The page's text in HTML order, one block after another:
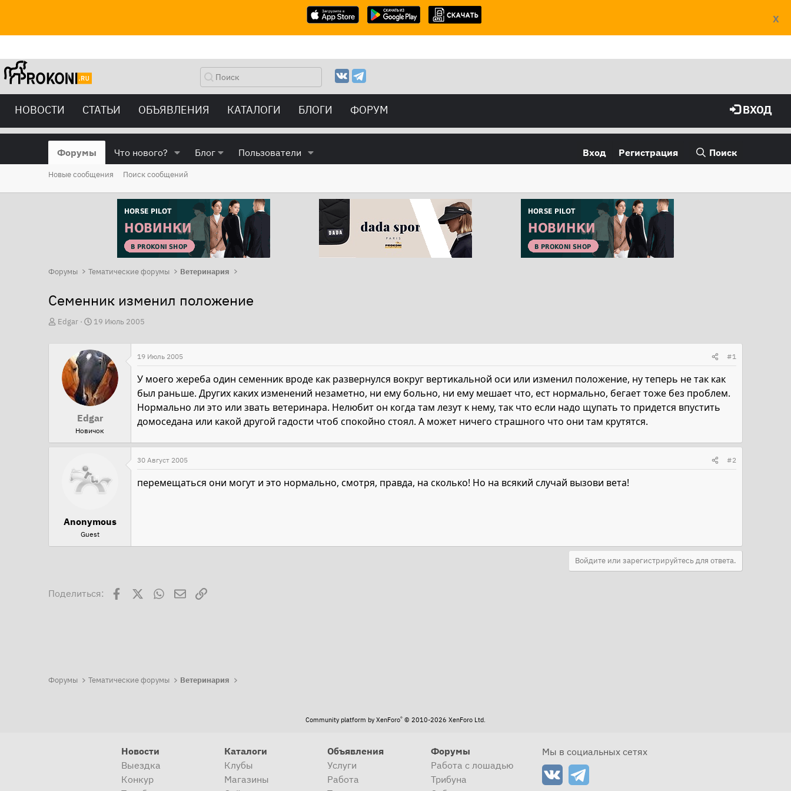
X
НОВОСТИ СТАТЬИ ОБЪЯВЛЕНИЯ КАТАЛОГИ БЛОГИ ФОРУМ ВХОД
Форумы Что нового? Блог Пользователи Вход Регистрация Поиск
Новые сообщения Поиск сообщений
Форумы Тематические форумы Ветеринария
Семенник изменил положение
А
Edgar
Д
т
а
н
а
ч
а
л
19 Июль 2005
Edgar
Новичок
19 Июль 2005 #1
У моего жереба один семенник вроде как развернулся вокруг вертикальной оси или изменил положение, ну теперь не так как
был раньше. Других каких изменений незаметно, ни ему больно, ни ему мешает что, ест нормально, бегает тоже без проблем.
Нормально ли это или звать ветеринара. Нелюбит он когда там лезут к нему, так что если надо щупать то придется впустить
домоседана или какой другой гадости чтоб спокойно стоял. А может ничего страшного что они там крутятся.
Anonymous
Guest
30 Август 2005 #2
перемещаться они могут и это нормально, смотря, правда, на сколько! Но на всякий случай вызови вета!
Войдите или зарегистрируйтесь для ответа.
Поделиться: FacebookWhatsAppЭлектронная почта
Ссылка
Форумы Тематические форумы Ветеринария
Community platform by XenForo® © 2010-2026 XenForo Ltd.
Новости
Выездка
Конкур
Каталоги
Клубы
Магазины
Объявления
Услуги
Работа
Форумы
Работа с лошадью
Трибуна
Мы в социальных сетях